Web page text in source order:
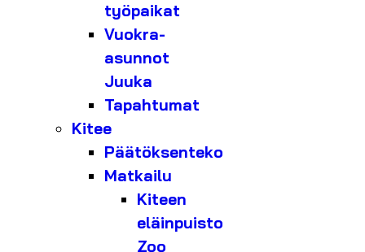
työpaikat
Vuokra-
asunnot
Juuka
Tapahtumat
Kitee
Päätöksenteko
Matkailu
Kiteen
eläinpuisto
Zoo